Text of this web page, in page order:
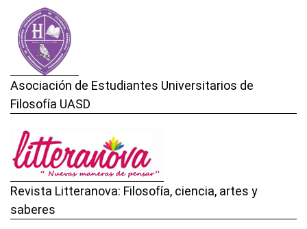
Asociación de Estudiantes Universitarios de
Filosofía UASD
Revista Litteranova: Filosofía, ciencia, artes y
saberes